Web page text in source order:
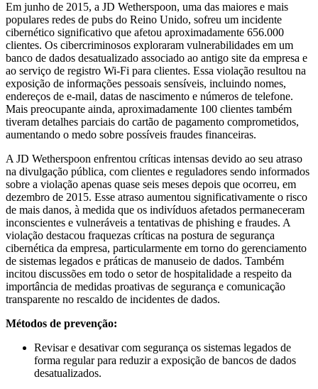
Em junho de 2015, a JD Wetherspoon, uma das maiores e mais
populares redes de pubs do Reino Unido, sofreu um incidente
cibernético significativo que afetou aproximadamente 656.000
clientes. Os cibercriminosos exploraram vulnerabilidades em um
banco de dados desatualizado associado ao antigo site da empresa e
ao serviço de registro Wi-Fi para clientes. Essa violação resultou na
exposição de informações pessoais sensíveis, incluindo nomes,
endereços de e-mail, datas de nascimento e números de telefone.
Mais preocupante ainda, aproximadamente 100 clientes também
tiveram detalhes parciais do cartão de pagamento comprometidos,
aumentando o medo sobre possíveis fraudes financeiras.
A JD Wetherspoon enfrentou críticas intensas devido ao seu atraso
na divulgação pública, com clientes e reguladores sendo informados
sobre a violação apenas quase seis meses depois que ocorreu, em
dezembro de 2015. Esse atraso aumentou significativamente o risco
de mais danos, à medida que os indivíduos afetados permaneceram
inconscientes e vulneráveis a tentativas de phishing e fraudes. A
violação destacou fraquezas críticas na postura de segurança
cibernética da empresa, particularmente em torno do gerenciamento
de sistemas legados e práticas de manuseio de dados. Também
incitou discussões em todo o setor de hospitalidade a respeito da
importância de medidas proativas de segurança e comunicação
transparente no rescaldo de incidentes de dados.
Métodos de prevenção:
Revisar e desativar com segurança os sistemas legados de
forma regular para reduzir a exposição de bancos de dados
desatualizados.